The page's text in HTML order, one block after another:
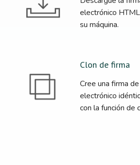
electrónico
su máquina.
Clon de firma
Cree una firma
electrónico
con la función de